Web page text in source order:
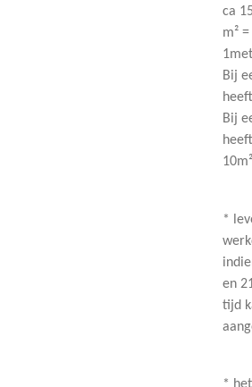
ca
m²
Bij
Bij
10m²
*
en
tijd